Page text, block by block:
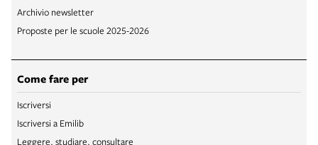
Archivio newsletter
Proposte per le scuole 2025-2026
Come fare per
Iscriversi
Iscriversi a Emilib
Leggere, studiare, consultare